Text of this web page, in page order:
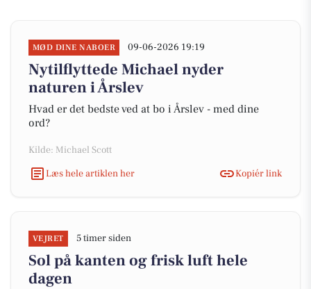
MØD DINE NABOER 09-06-2026 19:19
Nytilflyttede Michael nyder
naturen i Årslev
Hvad er det bedste ved at bo i Årslev - med dine
ord?
Kilde: Michael Scott
Læs hele artiklen her
Kopiér link
VEJRET 5 timer siden
Sol på kanten og frisk luft hele
dagen